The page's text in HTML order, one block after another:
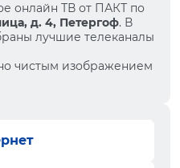
онлайн ТВ от ПАКТ по
д. 4, Петергоф. В
лучшие телеканалы
чистым изображением